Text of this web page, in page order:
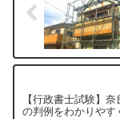
【行政書士試験】
の判例をわかりやす